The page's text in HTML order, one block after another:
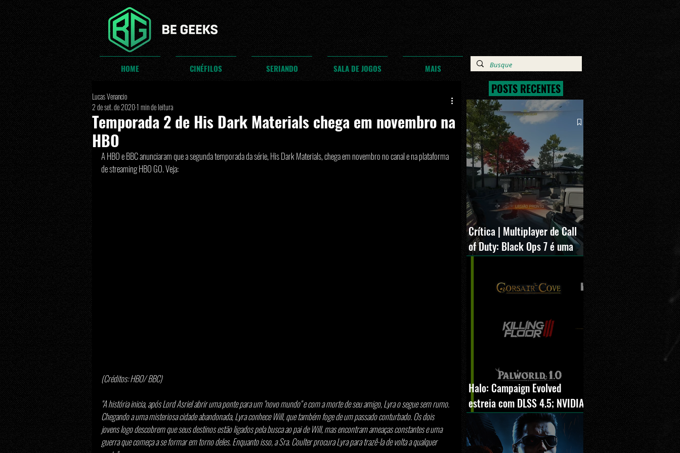
HOME CINÉFILOS SERIANDO SALA DE JOGOS MAIS
Temporada 2 de His Dark Materials chega em novembro na
HBO
Lucas Venancio
2 de set. de 20201 min de leitura
A HBO e BBC anunciaram que a segunda temporada da série, His Dark Materials, chega em novembro no canal e na plataforma
de streaming HBO GO. Veja:
(Créditos: HBO/ BBC)
"A história inicia, após Lord Asriel abrir uma ponte para um "novo mundo" e com a morte de seu amigo, Lyra o segue sem rumo.
Chegando a uma misteriosa cidade abandonada, Lyra conhece Will, que também foge de um passado conturbado. Os dois
jovens logo descobrem que seus destinos estão ligados pela busca ao pai de Will, mas encontram ameaças constantes e uma
guerra que começa a se formar em torno deles. Enquanto isso, a Sra. Coulter procura Lyra para trazê-la de volta a qualquer
POSTS RECENTES
Crítica | Multiplayer de Call
of Duty: Black Ops 7 é uma
experiência positiva,
Halo: Campaign Evolved
estreia com DLSS 4.5; NVIDIA
lança novo GeForce Game
Ready Driver para grandes
lançamentos